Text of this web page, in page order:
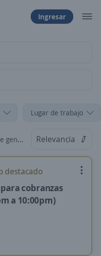
Ingresar
Lugar de trabajo
Relevancia
destacado
cobranzas
a 10:00pm)